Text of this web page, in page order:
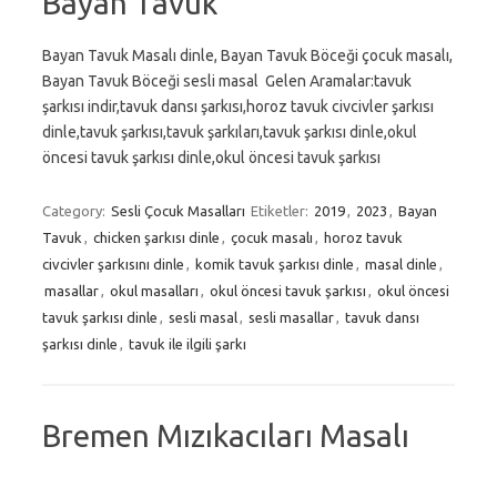
Bayan Tavuk Masalı dinle, Bayan Tavuk Böceği çocuk masalı,
Bayan Tavuk Böceği sesli masal Gelen Aramalar:tavuk
şarkısı indir,tavuk dansı şarkısı,horoz tavuk civcivler şarkısı
dinle,tavuk şarkısı,tavuk şarkıları,tavuk şarkısı dinle,okul
öncesi tavuk şarkısı dinle,okul öncesi tavuk şarkısı
Category: Sesli Çocuk Masalları Etiketler: 2019 2023
Bayan
Tavuk
chicken şarkısı dinle çocuk masalı
horoz tavuk
civcivler şarkısını dinle
komik tavuk şarkısı dinle masal dinle
masallar
okul masalları okul öncesi tavuk şarkısı
okul öncesi
tavuk şarkısı dinle
sesli masal sesli masallar
tavuk dansı
şarkısı dinle
tavuk ile ilgili şarkı
Bremen Mızıkacıları Masalı